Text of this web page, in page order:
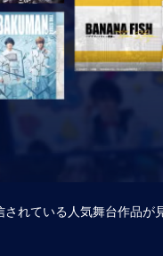
れている人気舞台作品が